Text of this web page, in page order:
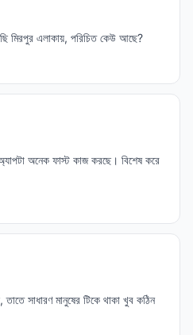
মিরপুর এলাকায়, পরিচিত কেউ আছে?
অনেক ফাস্ট কাজ করছে। বিশেষ করে
তাতে সাধারণ মানুষের টিকে থাকা খুব কঠিন